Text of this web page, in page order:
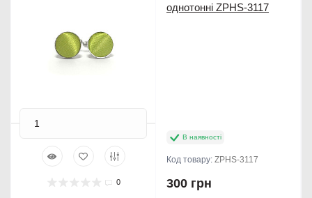
0
однотонні ZPHS-3117
В наявності
Код товару: ZPHS-3117
300 грн